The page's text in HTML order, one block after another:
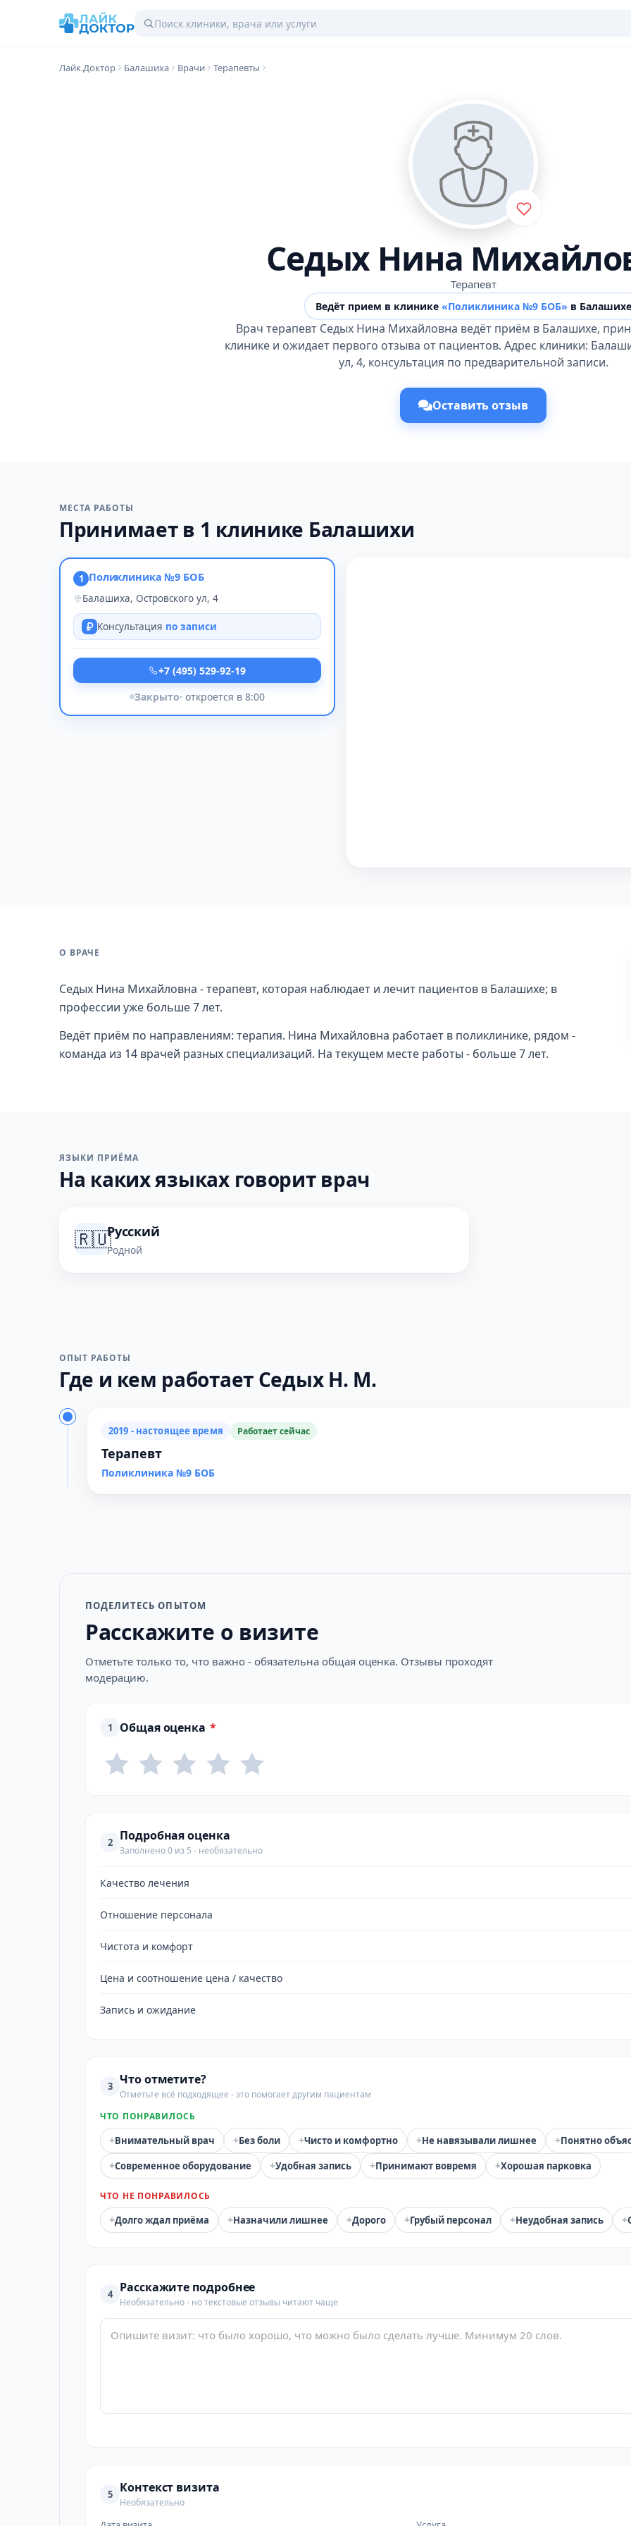
Лайк.Доктор Балашиха Врачи Терапевты
Седых Нина
Терапевт
Ведёт прием в клинике «Поликлиника №9 БОБ» в Балашихе
Врач терапевт Седых Нина Михайловна ведёт приём в Балашихе,
клинике и ожидает первого отзыва от пациентов. Адрес клиники:
ул, 4, консультация по предварительной записи.
Оставить отзыв
МЕСТА РАБОТЫ
Принимает в 1 клинике Балашихи
1 Поликлиника №9 БОБ
Балашиха, Островского ул, 4
Консультация по записи
+7 (495) 529-92-19
Закрыто· откроется в 8:00
О ВРАЧЕ
Седых Нина Михайловна - терапевт, которая наблюдает и лечит пациентов в Балашихе; в
профессии уже больше 7 лет.
Ведёт приём по направлениям: терапия. Нина Михайловна работает в поликлинике, рядом -
команда из 14 врачей разных специализаций. На текущем месте работы - больше 7 лет.
ЯЗЫКИ ПРИЁМА
На каких языках говорит врач
🇷🇺Русский
Родной
ОПЫТ РАБОТЫ
Где и кем работает Седых Н. М.
2019 - настоящее время Работает сейчас
Терапевт
Поликлиника №9 БОБ
ПОДЕЛИТЕСЬ ОПЫТОМ
Расскажите о визите
Отметьте только то, что важно - обязательна общая оценка. Отзывы проходят
модерацию.
1 Общая оценка *
2 Подробная оценка
Заполнено 0 из 5 - необязательно
Качество лечения
Отношение персонала
Чистота и комфорт
Цена и соотношение цена / качество
Запись и ожидание
3 Что отметите?
Отметьте всё подходящее - это помогает другим пациентам
ЧТО ПОНРАВИЛОСЬ
+Внимательный врач +Без боли +Чисто и комфортно +Не навязывали лишнее +Понятно
+Современное оборудование +Удобная запись +Принимают вовремя +Хорошая парковка
ЧТО НЕ ПОНРАВИЛОСЬ
+Долго ждал приёма +Назначили лишнее +Дорого +Грубый персонал +Неудобная запись +
4 Расскажите подробнее
Необязательно - но текстовые отзывы читают чаще
5 Контекст визита
Необязательно